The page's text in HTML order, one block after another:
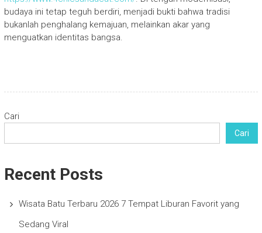
budaya ini tetap teguh berdiri, menjadi bukti bahwa tradisi
bukanlah penghalang kemajuan, melainkan akar yang
menguatkan identitas bangsa.
Cari
Cari
Recent Posts
Wisata Batu Terbaru 2026 7 Tempat Liburan Favorit yang
Sedang Viral